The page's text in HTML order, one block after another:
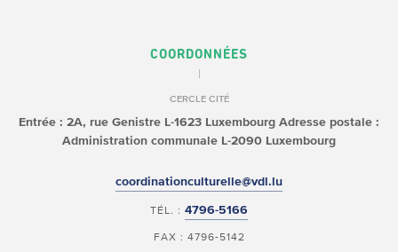
COORDONNÉES
CERCLE CITÉ
Entrée : 2A, rue Genistre L-1623 Luxembourg Adresse postale :
Administration communale L-2090 Luxembourg
coordinationculturelle@vdl.lu
TÉL. : 4796-5166
FAX : 4796-5142